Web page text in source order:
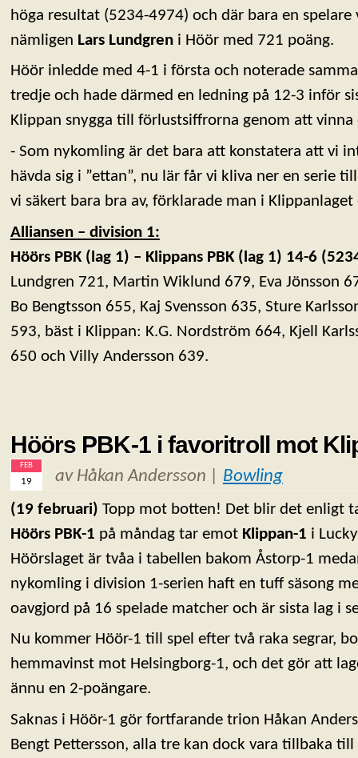
höga resultat (5234-4974) och där bara en spelare
nämligen Lars Lundgreni Höör med 721 poäng.
Höör inledde med 4-1 i första och noterade
tredje och hade därmed en ledning på 12-3 inför
Klippan snygga till förlustsiffrorna genom att vinna
- Som nykomling är det bara att konstatera att vi
hävda sig i ”ettan”, nu lär får vi kliva ner en serie
vi säkert bara bra av, förklarade man i
Alliansen – division 1:
Höörs PBK (lag 1) – Klippans PBK (lag 1) 14-6
Lundgren 721, Martin Wiklund 679, Eva Jönsson
Bo Bengtsson 655, Kaj Svensson 635, Sture
593, bäst i Klippan: K.G. Nordström 664, Kjell
650 och Villy Andersson 639.
Höörs PBK-1 i favoritroll mot
FEB
19 av Håkan Andersson | Bowling
(19 februari) Topp mot botten! Det blir det enligt
Höörs PBK-1 på måndag tar emot Klippan-1 i
Höörslaget är tvåa i tabellen bakom Åstorp-1
nykomling i division 1-serien haft en tuff säsong
oavgjord på 16 spelade matcher och är sista lag i
Nu kommer Höör-1 till spel efter två raka segrar,
hemmavinst mot Helsingborg-1, och det gör att
ännu en 2-poängare.
Saknas i Höör-1 gör fortfarande trion Håkan
Bengt Pettersson, alla tre kan dock vara tillbaka